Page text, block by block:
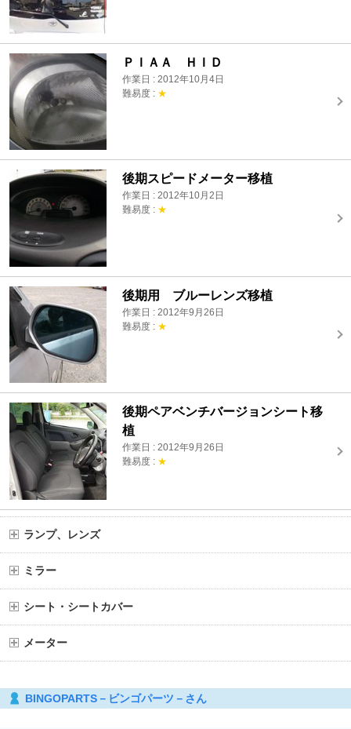
ＰＩＡＡ ＨＩＤ
作業日 : 2012年10月4日
難易度 : ★
後期スピードメーター移植
作業日 : 2012年10月2日
難易度 : ★
後期用 ブルーレンズ移植
作業日 : 2012年9月26日
難易度 : ★
後期ペアベンチバージョンシート移
植
作業日 : 2012年9月26日
難易度 : ★
ランプ、レンズ
ミラー
シート・シートカバー
メーター
BINGOPARTS－ビンゴパーツ－さん